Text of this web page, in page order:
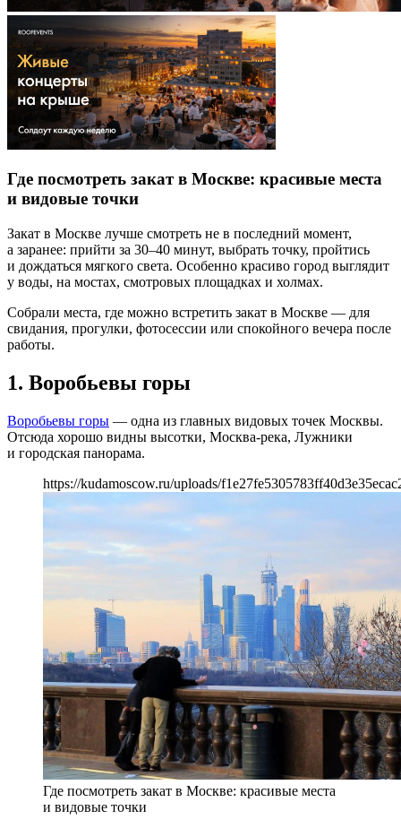
Где посмотреть закат в Москве: красивые места
и видовые точки
Закат в Москве лучше смотреть не в последний момент,
а заранее: прийти за 30–40 минут, выбрать точку, пройтись
и дождаться мягкого света. Особенно красиво город выглядит
у воды, на мостах, смотровых площадках и холмах.
Собрали места, где можно встретить закат в Москве — для
свидания, прогулки, фотосессии или спокойного вечера после
работы.
1. Воробьевы горы
Воробьевы горы — одна из главных видовых точек Москвы.
Отсюда хорошо видны высотки, Москва-река, Лужники
и городская панорама.
https://kudamoscow.ru/uploads/
Где посмотреть закат в Москве: красивые места
и видовые точки